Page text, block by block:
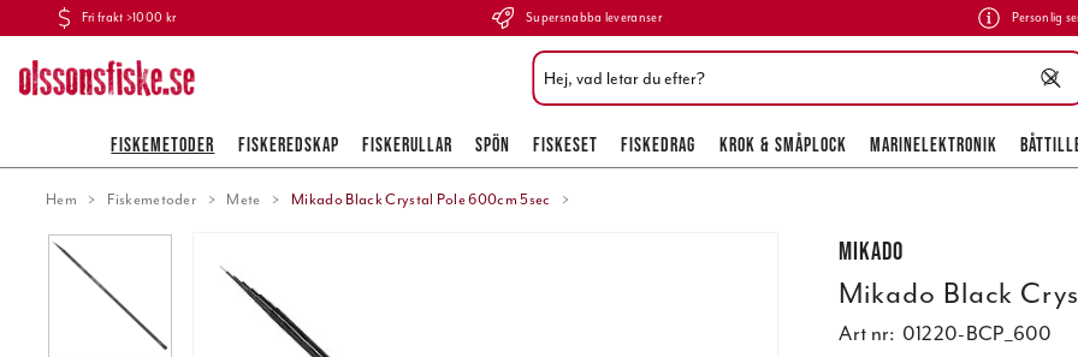
Fri frakt >1000 kr Supersnabba leveranser Personlig
FISKEMETODER FISKEREDSKAP FISKERULLAR SPÖN FISKESET FISKEDRAG KROK & SMÅPLOCK MARINELEKTRONIK
Hem Fiskemetoder Mete Mikado Black Crystal Pole 600cm 5sec
Mikado
Mikado Black
Art nr: 01220-BCP_600